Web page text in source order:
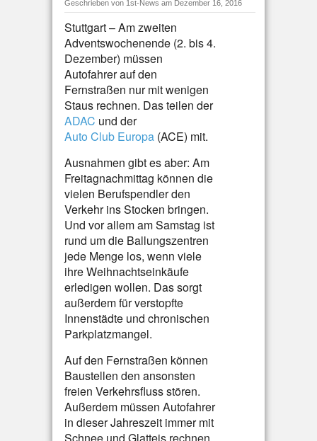
Geschrieben von 1st-News am Dezember 16, 2016
Stuttgart – Am zweiten
Adventswochenende (2. bis 4.
Dezember) müssen
Autofahrer auf den
Fernstraßen nur mit wenigen
Staus rechnen. Das teilen der
ADAC und der
Auto Club Europa (ACE) mit.
Ausnahmen gibt es aber: Am
Freitagnachmittag können die
vielen Berufspendler den
Verkehr ins Stocken bringen.
Und vor allem am Samstag ist
rund um die Ballungszentren
jede Menge los, wenn viele
ihre Weihnachtseinkäufe
erledigen wollen. Das sorgt
außerdem für verstopfte
Innenstädte und chronischen
Parkplatzmangel.
Auf den Fernstraßen können
Baustellen den ansonsten
freien Verkehrsfluss stören.
Außerdem müssen Autofahrer
in dieser Jahreszeit immer mit